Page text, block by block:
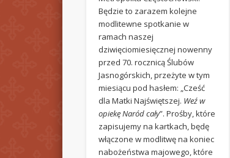
Będzie to zarazem kolejne
modlitewne spotkanie w
ramach naszej
dziwięciomiesięcznej nowenny
przed 70. rocznicą Ślubów
Jasnogórskich, przeżyte w tym
miesiącu pod hasłem: „Cześć
dla Matki Najświętszej. Weź w
opiekę Naród cały”. Prośby, które
zapisujemy na kartkach, będę
włączone w modlitwę na koniec
nabożeństwa majowego, które